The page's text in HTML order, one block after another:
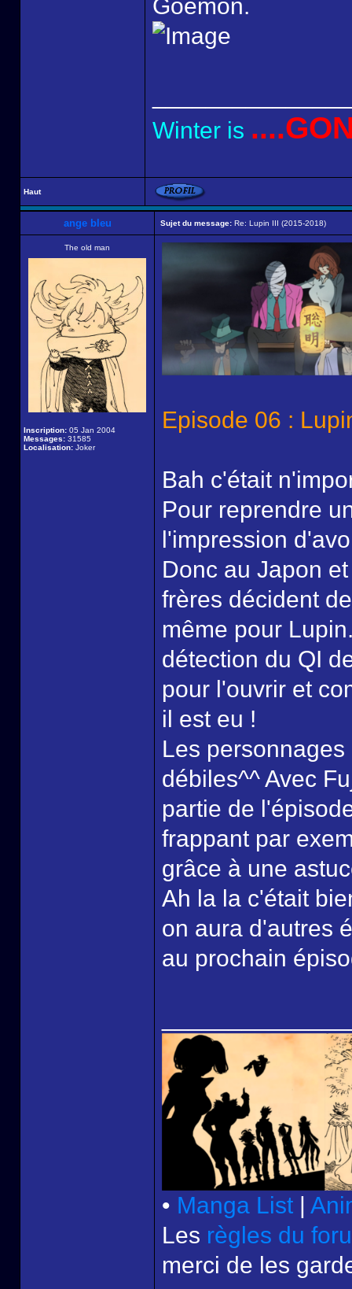
Goemon.
Winter is
Haut
ange bleu Sujet du message: Re: Lupin III (2015-2018)
The old man
Inscription: 05 Jan 2004
Messages: 31585
Localisation: Joker
Episode 06 :
Bah c'était
Pour reprendre
l'impression
Donc au Japon
frères décident
même pour
détection du QI
pour l'ouvrir et
il est eu !
Les
débiles^^ Avec
partie de
frappant par
grâce à une
Ah la la c'était
on aura d'autres
au prochain
• Manga List |
Les règles du
merci de les